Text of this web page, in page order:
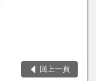
回上一頁